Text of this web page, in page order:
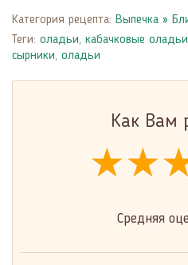
Категория рецепта: Выпечка »
Теги: оладьи, кабачковые оладьи
сырники, оладьи
Как Вам
Средняя